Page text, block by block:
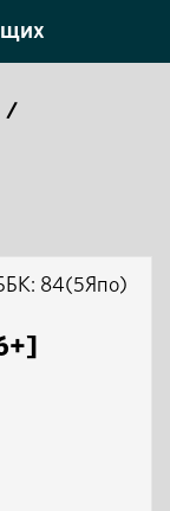
/
84(5Япо)